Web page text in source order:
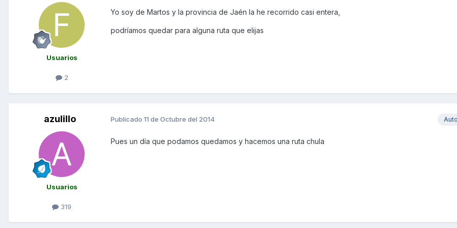
Usuarios
2
Yo soy de Martos y la provincia de Jaén la he recorrido casi entera,
podríamos quedar para alguna ruta que elijas
azulillo
Usuarios
319
Publicado 11 de Octubre del 2014
Pues un día que podamos quedamos y hacemos una ruta chula